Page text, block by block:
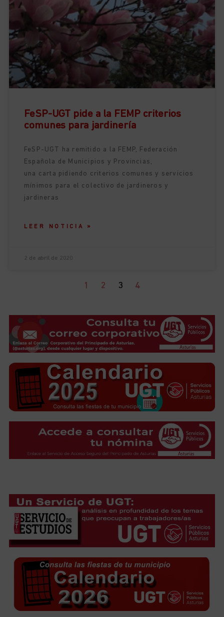
FeSP-UGT pide a la FEMP criterios
comunes para jardinería
FeSP-UGT ha remitido a la FEMP, Federación
Española de Municipios y Provincias,
una carta pidiendo criterios comunes y servicios
mínimos para el colectivo de jardineros y
jardineras
LEER NOTICIA »
1 2 3 4